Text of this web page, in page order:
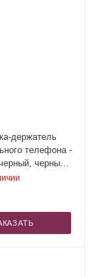
держатель
телефона -
черные